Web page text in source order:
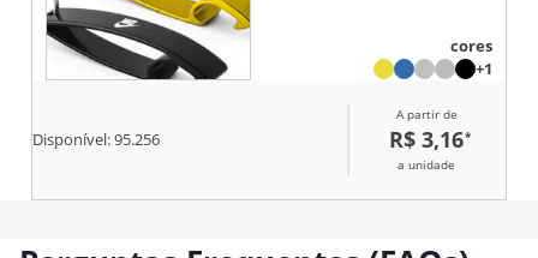
cores
+1
Disponível:95.256
A partir de
R$ 3,16*
a unidade